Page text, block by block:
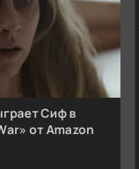
Сиф в
от Amazon